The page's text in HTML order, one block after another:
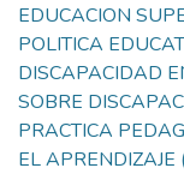
EDUCACION
POLITICA
DISCAPACIDAD
SOBRE
PRACTICA
EL APRENDIZAJE